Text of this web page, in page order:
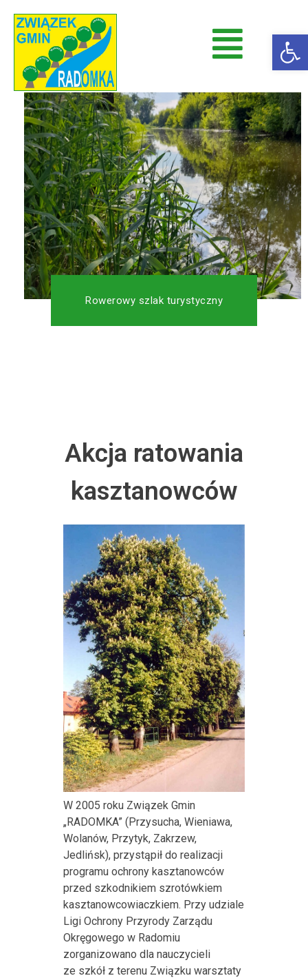
Radomka
Stowarzyszenie Radomka
Rowerowy szlak turystyczny
Akcja ratowania
kasztanowców
W 2005 roku Związek Gmin
„RADOMKA” (Przysucha, Wieniawa,
Wolanów, Przytyk, Zakrzew,
Jedlińsk), przystąpił do realizacji
programu ochrony kasztanowców
przed szkodnikiem szrotówkiem
kasztanowcowiaczkiem. Przy udziale
Ligi Ochrony Przyrody Zarządu
Okręgowego w Radomiu
zorganizowano dla nauczycieli
ze szkół z terenu Związku warsztaty